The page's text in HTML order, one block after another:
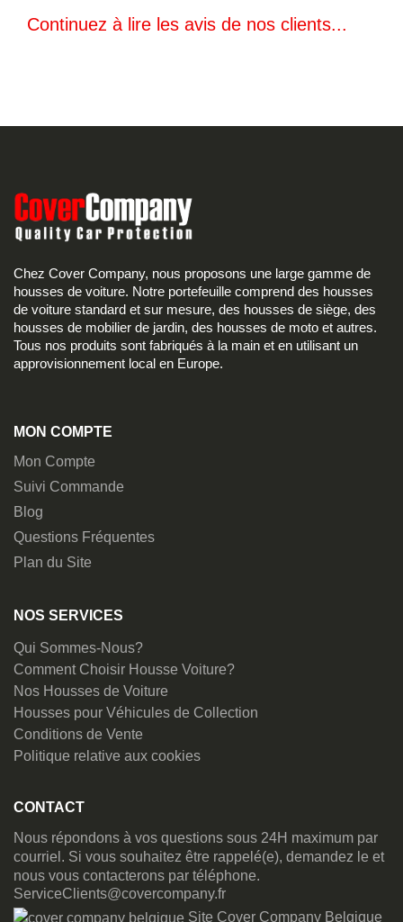
Continuez à lire les avis de nos clients...
Chez Cover Company, nous proposons une large gamme de
housses de voiture. Notre portefeuille comprend des housses
de voiture standard et sur mesure, des housses de siège, des
housses de mobilier de jardin, des housses de moto et autres.
Tous nos produits sont fabriqués à la main et en utilisant un
approvisionnement local en Europe.
MON COMPTE
Mon Compte
Suivi Commande
Blog
Questions Fréquentes
Plan du Site
NOS SERVICES
Qui Sommes-Nous?
Comment Choisir Housse Voiture?
Nos Housses de Voiture
Housses pour Véhicules de Collection
Conditions de Vente
Politique relative aux cookies
CONTACT
Nous répondons à vos questions sous 24H maximum par
courriel. Si vous souhaitez être rappelé(e), demandez le et
nous vous contacterons par téléphone.
ServiceClients@covercompany.fr
Site Cover Company Belgique